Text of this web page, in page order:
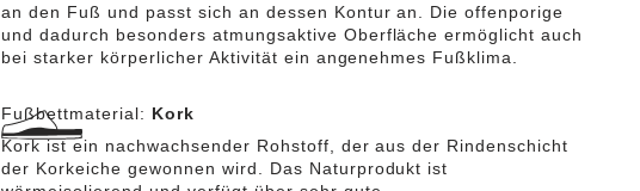
an den Fuß und passt sich an dessen Kontur an. Die offenporige
und dadurch besonders atmungsaktive Oberfläche ermöglicht auch
bei starker körperlicher Aktivität ein angenehmes Fußklima.
Fußbettmaterial: Kork
Kork ist ein nachwachsender Rohstoff, der aus der Rindenschicht
der Korkeiche gewonnen wird. Das Naturprodukt ist